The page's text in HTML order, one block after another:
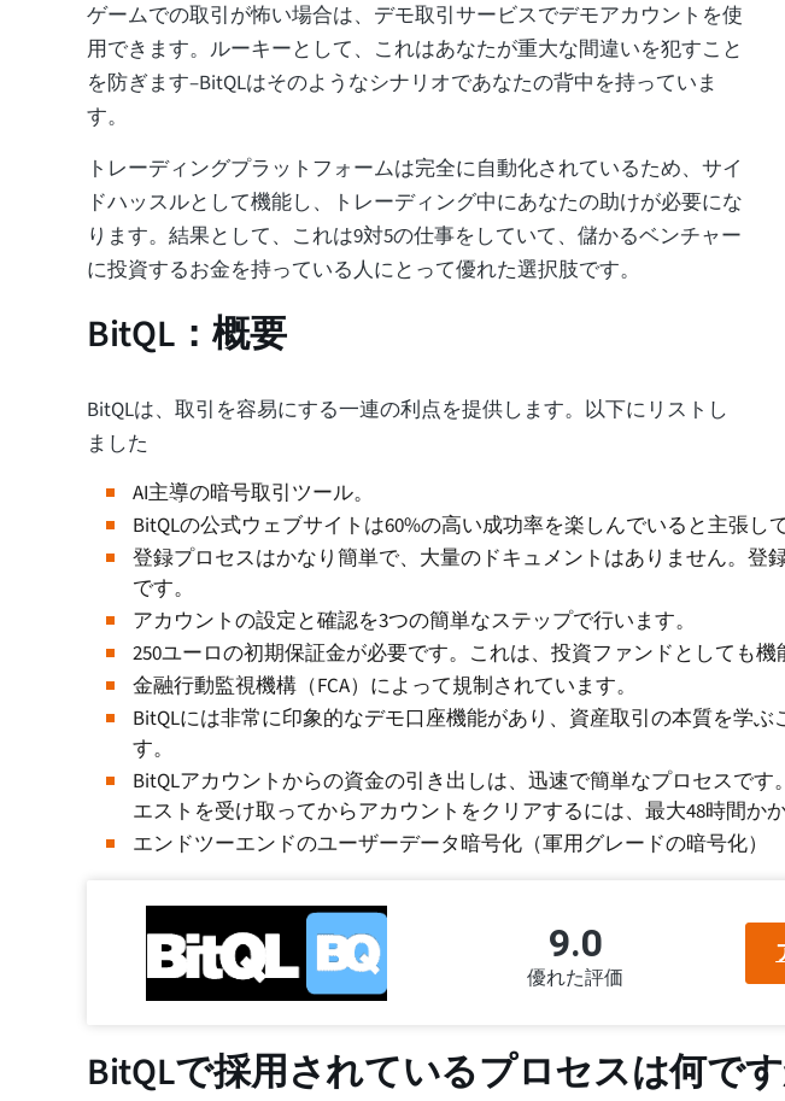
ゲームでの取引が怖い場合は、デモ取引サービスでデモアカウントを使
用できます。ルーキーとして、これはあなたが重大な間違いを犯すこと
を防ぎます–BitQLはそのようなシナリオであなたの背中を持っていま
す。
トレーディングプラットフォームは完全に自動化されているため、サイ
ドハッスルとして機能し、トレーディング中にあなたの助けが必要にな
ります。結果として、これは9対5の仕事をしていて、儲かるベンチャー
に投資するお金を持っている人にとって優れた選択肢です。
BitQL：概要
BitQLは、取引を容易にする一連の利点を提供します。以下にリストし
ました
AI主導の暗号取引ツール。
BitQLの公式ウェブサイトは60%の高い成功率を楽しんでいると主張し
登録プロセスはかなり簡単で、大量のドキュメントはありません。登
です。
アカウントの設定と確認を3つの簡単なステップで行います。
250ユーロの初期保証金が必要です。これは、投資ファンドとしても機
金融行動監視機構（FCA）によって規制されています。
BitQLには非常に印象的なデモ口座機能があり、資産取引の本質を学ぶ
す。
BitQLアカウントからの資金の引き出しは、迅速で簡単なプロセスです
エストを受け取ってからアカウントをクリアするには、最大48時間かか
エンドツーエンドのユーザーデータ暗号化（軍用グレードの暗号化）
9.0
優れた評価
BitQLで採用されているプロセスは何で